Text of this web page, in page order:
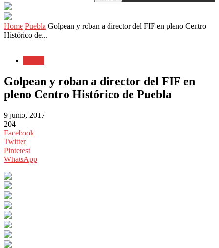
Home Puebla Golpean y roban a director del FIF en pleno Centro
Histórico de...
Golpean y roban a director del FIF en
pleno Centro Histórico de Puebla
9 junio, 2017
204
Facebook
Twitter
Pinterest
WhatsApp